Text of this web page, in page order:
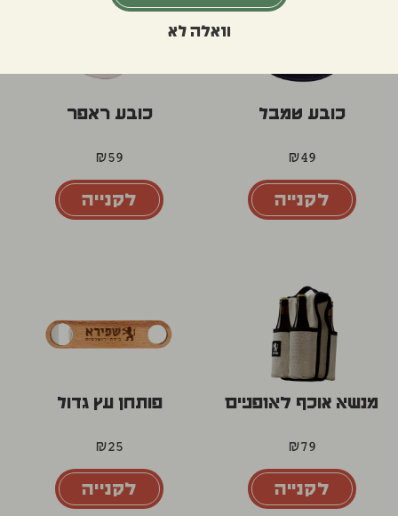
כובע טמבל
₪49
לקנייה
כובע ראפר
₪59
לקנייה
מנשא אוכף לאופניים
₪79
לקנייה
פותחן עץ גדול
₪25
לקנייה
וואלה לא